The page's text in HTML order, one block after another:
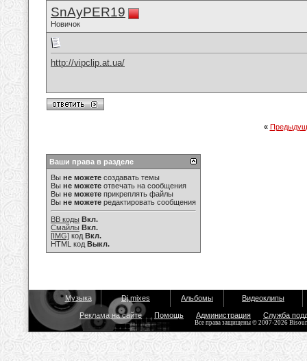
SnAyPER19
Новичок
http://vipclip.at.ua/
«
Ваши права в разделе
Вы не можете создавать темы
Вы не можете отвечать на сообщения
Вы не можете прикреплять файлы
Вы не можете редактировать сообщения
BB коды Вкл.
Смайлы Вкл.
[IMG] код Вкл.
HTML код Выкл.
Музыка Dj mixes Альбомы Видеоклипы
Реклама на сайте Помощь Администрация Служба
Все права защищены © 2007-2026